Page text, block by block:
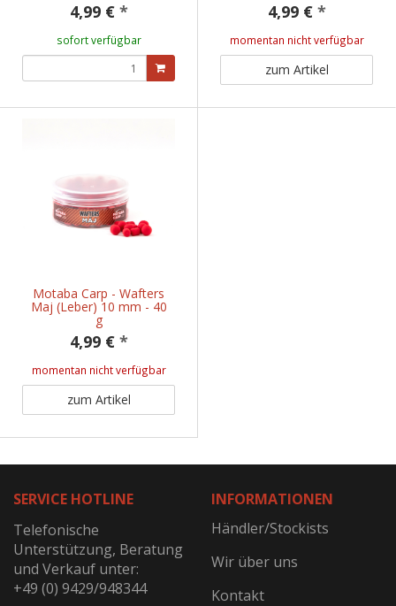
4,99 € *
sofort verfügbar
4,99 € *
momentan nicht verfügbar
zum Artikel
Motaba Carp - Wafters
Maj (Leber) 10 mm - 40
g
4,99 € *
momentan nicht verfügbar
zum Artikel
SERVICE HOTLINE
Telefonische
Unterstützung, Beratung
und Verkauf unter:
+49 (0) 9429/948344
INFORMATIONEN
Händler/Stockists
Wir über uns
Kontakt